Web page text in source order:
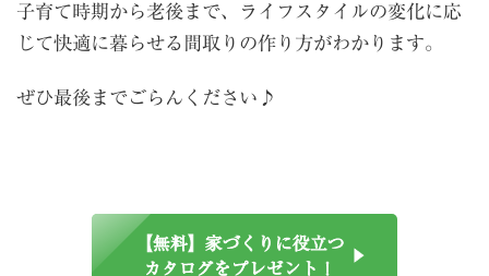
子育て時期から老後まで、ライフスタイルの変化に応
じて快適に暮らせる間取りの作り方がわかります。
ぜひ最後までごらんください♪
【無料】家づくりに役立つ
カタログをプレゼント！